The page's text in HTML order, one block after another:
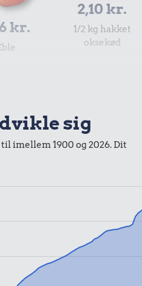
kr.
2,10 kr.
1/2 kg hakket
oksekød
kr.
sig
imellem 1900 og 2026. Dit